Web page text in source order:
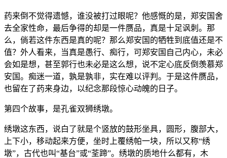
药来倒不觉得遗憾，谁没被打过眼呢？他感慨的是，郑安国舍
去全家性命，最后争得的却是一件赝品，真是十足讽刺。那
么，倘若这件东西是真的呢？那么郑安国的牺牲到底值还是不
值？外人看来，当真是愚行、痴行，可郑安国自己内心，未必
会如是想，甚至郭行也未必是这么想，说不定心底反倒羡慕郑
安国。痴迷一道，孰是孰非，实在难以评判。于是这件赝品，
也留在了药来身边，以纪念那段惊心动魄的日子。
第四个故事，是孔雀双狮绣墩。
绣墩这东西，说白了就是个竖放的鼓形坐具，圆形，腹部大，
上下小，移动起来方便，坐时上覆绣帕一块，所以又称“绣
墩”，古代也叫“基台”或“荃蹄”。绣墩的质地什么都有，木